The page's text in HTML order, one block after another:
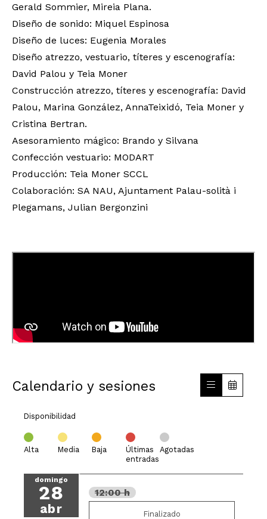
Gerald Sommier, Mireia Plana.
Diseño de sonido: Miquel Espinosa
Diseño de luces: Eugenia Morales
Diseño atrezzo, vestuario, títeres y escenografía:
David Palou y Teia Moner
Construcción atrezzo, títeres y escenografía: David
Palou, Marina González, AnnaTeixidó, Teia Moner y
Cristina Bertran.
Asesoramiento mágico: Brando y Silvana
Confección vestuario: MODART
Producción: Teia Moner SCCL
Colaboración: SA NAU, Ajuntament Palau-solità i
Plegamans, Julian Bergonzini
Calendario y sesiones
Disponibilidad
Alta Media Baja
Últimas
entradas
Agotadas
domingo
28
abr
12:00 h
Finalizado